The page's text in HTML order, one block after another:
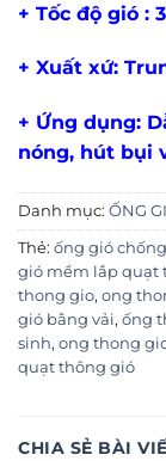
+ Tốc độ gió :
+ Xuất xứ:
+ Ứng dụng:
nóng, hút bụi
Danh mục: ỐNG
Thẻ: ống gió
gió mềm lắp quạt
thong gio, ong
gió bằng vải, ống
sinh, ong thong
quạt thông gió
CHIA SẺ BÀI